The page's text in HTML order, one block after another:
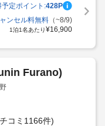
予定ポイント:428P
ンセル料無料（~8/9)
1泊1名あたり¥16,900
Furano)
コミ1166件)